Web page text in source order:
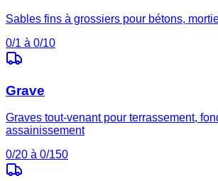
Sables fins à grossiers pour bétons,
0/1 à 0/10
Grave
Graves tout-venant pour terrassement,
assainissement
0/20 à 0/150